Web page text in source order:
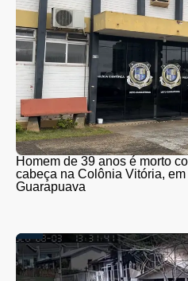
Homem de 39 anos é morto
cabeça na Colônia Vitória,
Guarapuava